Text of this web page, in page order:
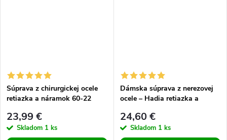
Súprava z chirurgickej ocele
retiazka a náramok 60-22
23,99 €
Skladom 1 ks
Dámska súprava z nerezovej
ocele – Hadia retiazka a
24,60 €
Skladom 1 ks